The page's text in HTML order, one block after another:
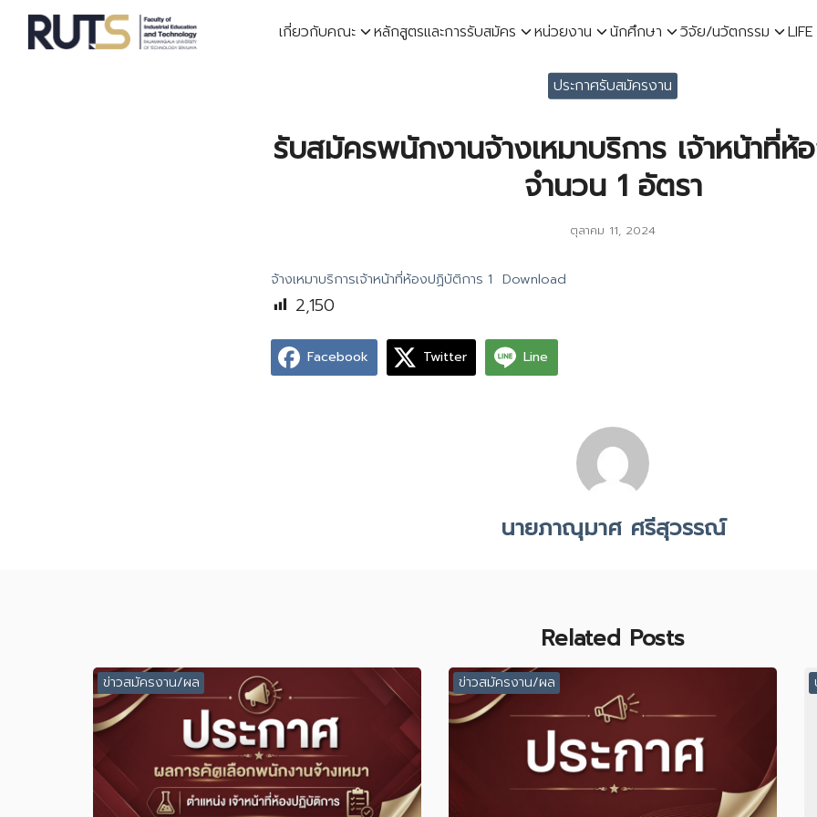
content
เกี่ยวกับคณะ หลักสูตรและการรับสมัคร หน่วยงาน นักศึกษา วิจัย/นวัตกรรม
ประกาศรับสมัครงาน
รับสมัครพนักงานจ้างเหมาบริการ เจ้าหน้าที่
จำนวน 1 อัตรา
ตุลาคม 11, 2024
จ้างเหมาบริการเจ้าหน้าที่ห้องปฏิบัติการ 1 Download
2,150
Facebook Twitter Line
นายภาณุมาศ ศรีสุวรรณ์
Related Posts
ข่าวสมัครงาน/ผล ข่าวสมัครงาน/ผล